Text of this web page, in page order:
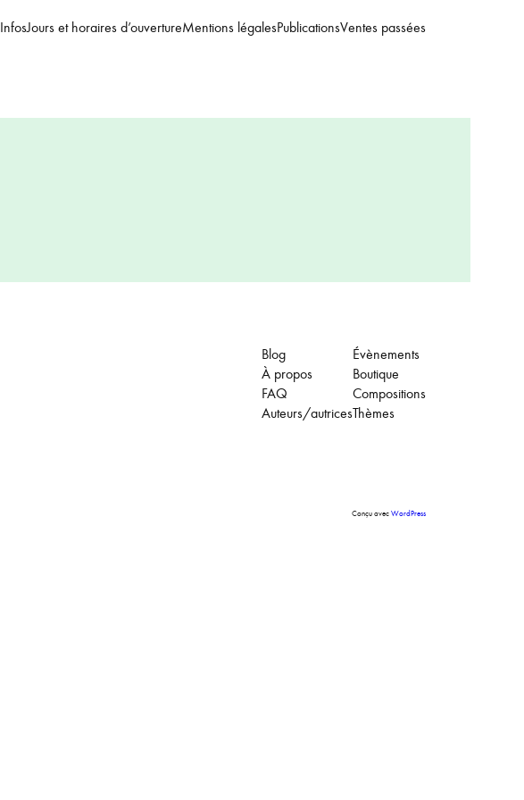
InfosJours et horaires d’ouvertureMentions légalesPublicationsVentes passées
Blog
À propos
FAQ
Auteurs/autrices
Évènements
Boutique
Compositions
Thèmes
Conçu avecWordPress